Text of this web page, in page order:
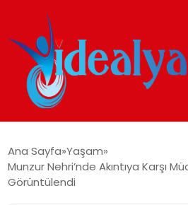
GÜNDEM
Ana Sayfa Yaşam
Munzur Nehri’nde Akıntıya Karşı
Görüntülendi